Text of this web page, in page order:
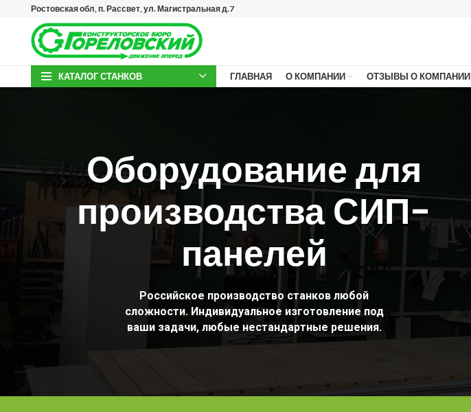
Ростовская обл, п. Рассвет, ул. Магистральная д.7
КАТАЛОГ СТАНКОВ ГЛАВНАЯ О КОМПАНИИ ОТЗЫВЫ О КОМПАНИИ
Оборудование для
производства СИП-
панелей
Российское производство станков любой
сложности. Индивидуальное изготовление под
ваши задачи, любые нестандартные решения.